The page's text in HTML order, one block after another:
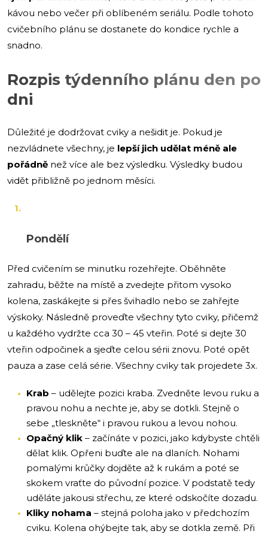
kávou nebo večer při oblíbeném seriálu. Podle tohoto
cvičebního plánu se dostanete do kondice rychle a
snadno.
Rozpis týdenního plánu den po
dni
Důležité je dodržovat cviky a nešidit je. Pokud je
nezvládnete všechny, je lepší jich udělat méně ale
pořádně než více ale bez výsledku. Výsledky budou
vidět přibližně po jednom měsíci.
Pondělí
Před cvičením se minutku rozehřejte. Oběhněte
zahradu, běžte na místě a zvedejte přitom vysoko
kolena, zaskákejte si přes švihadlo nebo se zahřejte
výskoky. Následně proveďte všechny tyto cviky, přičemž
u každého vydržte cca 30 – 45 vteřin. Poté si dejte 30
vteřin odpočinek a sjeďte celou sérii znovu. Poté opět
pauza a zase celá série. Všechny cviky tak projedete 3x.
Krab – udělejte pozici kraba. Zvedněte levou ruku a
pravou nohu a nechte je, aby se dotkli. Stejně o
sebe „tleskněte“ i pravou rukou a levou nohou.
Opačný klik – začínáte v pozici, jako kdybyste chtěli
dělat klik. Opřeni buďte ale na dlaních. Nohami
pomalými krůčky dojděte až k rukám a poté se
skokem vraťte do původní pozice. V podstatě tedy
uděláte jakousi střechu, ze které odskočíte dozadu.
Kliky nohama – stejná poloha jako v předchozím
cviku. Kolena ohýbejte tak, aby se dotkla země. Při